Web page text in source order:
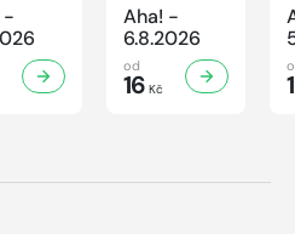
-
Aha! -
6.8.2026
od
16 Kč